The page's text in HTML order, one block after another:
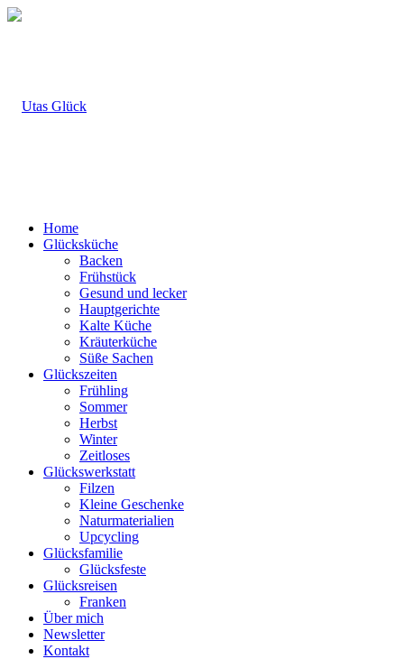
Home
Glücksküche
Backen
Frühstück
Gesund und lecker
Hauptgerichte
Kalte Küche
Kräuterküche
Süße Sachen
Glückszeiten
Frühling
Sommer
Herbst
Winter
Zeitloses
Glückswerkstatt
Filzen
Kleine Geschenke
Naturmaterialien
Upcycling
Glücksfamilie
Glücksfeste
Glücksreisen
Franken
Über mich
Newsletter
Kontakt